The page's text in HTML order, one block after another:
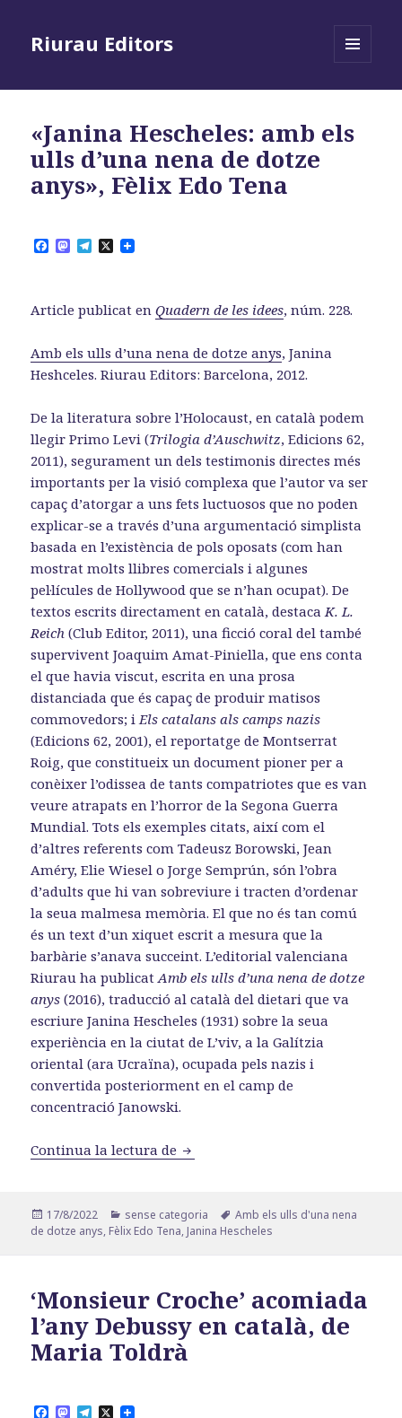
Riurau Editors
«Janina Hescheles: amb els
ulls d’una nena de dotze
anys», Fèlix Edo Tena
F
b
o
k
M
o
d
n
T
g
r
m
X
Article publicat enQuadern de les idees, núm. 228.
Amb els ulls d’una nena de dotze anys, Janina
Heshceles. Riurau Editors: Barcelona, 2012.
De la literatura sobre l’Holocaust, en català podem
llegir Primo Levi (Trilogia d’Auschwitz, Edicions 62,
2011), segurament un dels testimonis directes més
importants per la visió complexa que l’autor va ser
capaç d’atorgar a uns fets luctuosos que no poden
explicar-se a través d’una argumentació simplista
basada en l’existència de pols oposats (com han
mostrat molts llibres comercials i algunes
pel·lícules de Hollywood que se n’han ocupat). De
textos escrits directament en català, destacaK. L.
Reich (Club Editor, 2011), una ficció coral del també
supervivent Joaquim Amat-Piniella, que ens conta
el que havia viscut, escrita en una prosa
distanciada que és capaç de produir matisos
commovedors; iEls catalans als camps nazis
(Edicions 62, 2001), el reportatge de Montserrat
Roig, que constitueix un document pioner per a
conèixer l’odissea de tants compatriotes que es van
veure atrapats en l’horror de la Segona Guerra
Mundial. Tots els exemples citats, així com el
d’altres referents com Tadeusz Borowski, Jean
Améry, Elie Wiesel o Jorge Semprún, són l’obra
d’adults que hi van sobreviure i tracten d’ordenar
la seua malmesa memòria. El que no és tan comú
és un text d’un xiquet escrit a mesura que la
barbàrie s’anava succeint. L’editorial valenciana
Riurau ha publicatAmb els ulls d’una nena de dotze
anys (2016), traducció al català del dietari que va
escriure Janina Hescheles (1931) sobre la seua
experiència en la ciutat de L’viv, a la Galítzia
oriental (ara Ucraïna), ocupada pels nazis i
convertida posteriorment en el camp de
concentració Janowski.
Continua la lectura de «Janina Hescheles: amb els ulls
Publicat
el
17/8/2022 Categories
sense categoria Etiquetes
Amb els ulls d'una nena
de dotze anys, Fèlix Edo Tena, Janina Hescheles
‘Monsieur Croche’ acomiada
l’any Debussy en català, de
Maria Toldrà
F M T X